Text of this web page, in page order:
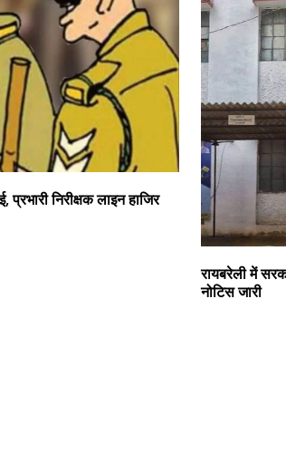
प्रभारी निरीक्षक लाइन हाजिर
रायबरेली में
नोटिस जारी